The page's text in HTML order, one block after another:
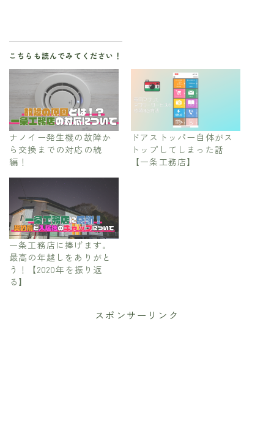
こちらも読んでみてください！
ナノイー発生機の故障か
ら交換までの対応の続
編！
ドアストッパー自体がス
トップしてしまった話
【一条工務店】
一条工務店に捧げます。
最高の年越しをありがと
う！【2020年を振り返
る】
スポンサーリンク